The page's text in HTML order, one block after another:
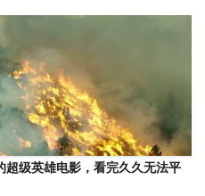
超级英雄电影，看完久久无法平